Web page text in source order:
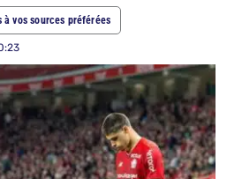
vos sources préférées